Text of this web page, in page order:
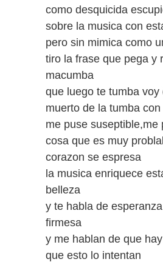
como desquicida
sobre la musica con
pero sin mimica como
tiro la frase que pega y
macumba
que luego te tumba voy
muerto de la tumba
me puse suseptible,me
cosa que es muy
corazon se espresa
la musica enriquece
belleza
y te habla de
firmesa
y me hablan de que
que esto lo intentan